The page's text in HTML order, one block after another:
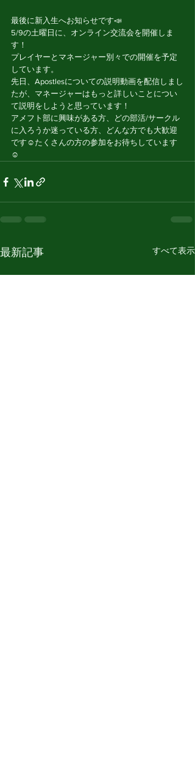
最後に新入生へお知らせです📣
5/9の土曜日に、オンライン交流会を開催しま
す！
プレイヤーとマネージャー別々での開催を予定
しています。
先日、Apostlesについての説明動画を配信しまし
たが、マネージャーはもっと詳しいことについ
て説明をしようと思っています！
アメフト部に興味がある方、どの部活/サークル
に入ろうか迷っている方、どんな方でも大歓迎
です☺️たくさんの方の参加をお待ちしています
☺️
最新記事 すべて表示